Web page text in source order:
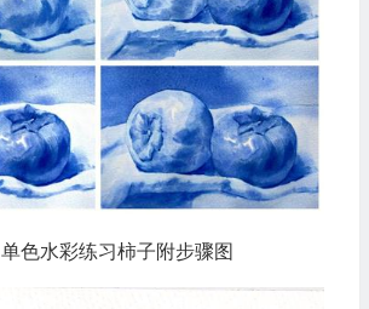
单色水彩练习柿子附步骤图